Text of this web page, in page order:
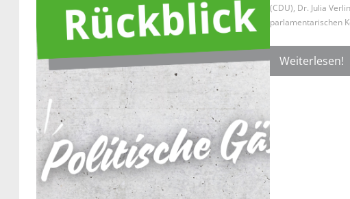
(CDU), Dr. Julia
parlamentarischen
Weiterlesen!